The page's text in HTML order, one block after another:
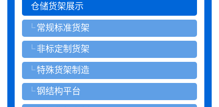
仓储货架展示
常规标准货架
非标定制货架
特殊货架制造
钢结构平台